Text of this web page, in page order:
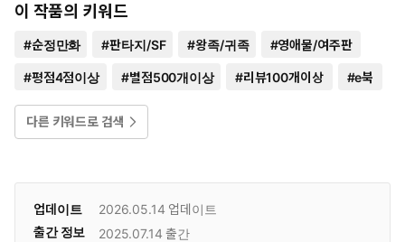
이 작품의 키워드
#순정만화 #판타지/SF #왕족/귀족 #영애물/여주판
#평점4점이상 #별점500개이상 #리뷰100개이상 #e북
다른 키워드로 검색
업데이트 2026.05.14 업데이트
출간 정보
2025.07.14 출간